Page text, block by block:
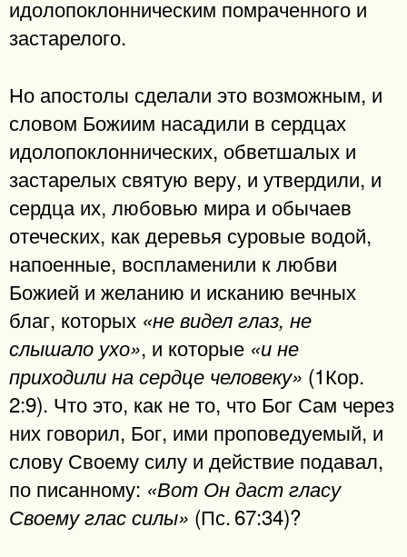
идолопоклонническим помраченного и
застарелого.
Но апостолы сделали это возможным, и
словом Божиим насадили в сердцах
идолопоклоннических, обветшалых и
застарелых святую веру, и утвердили, и
сердца их, любовью мира и обычаев
отеческих, как деревья суровые водой,
напоенные, воспламенили к любви
Божией и желанию и исканию вечных
благ, которых «не видел глаз, не
слышало ухо», и которые «и не
приходили на сердце человеку» (1Кор.
2:9). Что это, как не то, что Бог Сам через
них говорил, Бог, ими проповедуемый, и
слову Своему силу и действие подавал,
по писанному: «Вот Он даст гласу
Своему глас силы» (Пс. 67:34)?